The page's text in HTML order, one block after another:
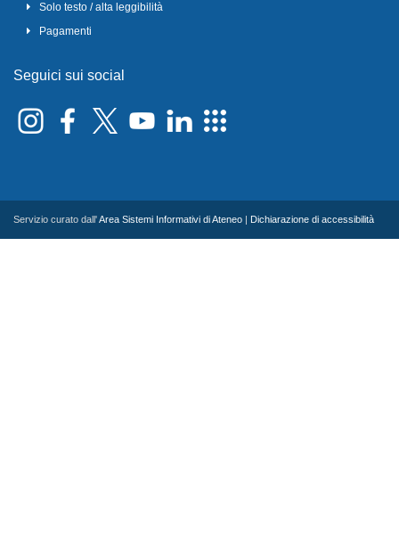
Solo testo / alta leggibilità
Pagamenti
Seguici sui social
Servizio curato dall'Area Sistemi Informativi di Ateneo Dichiarazione di accessibilità